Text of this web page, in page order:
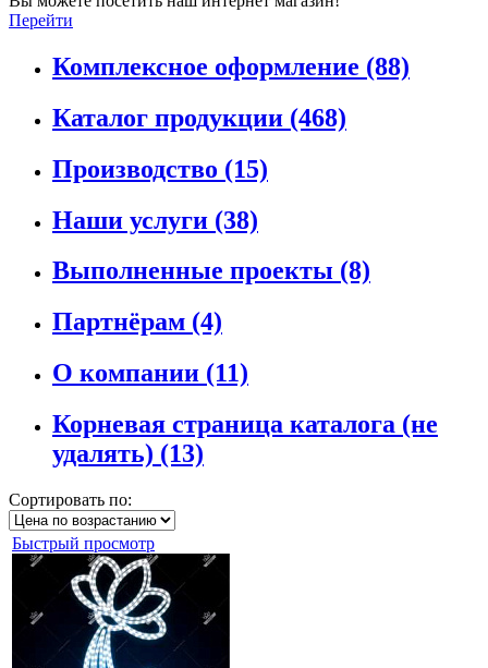
Перейти
Комплексное оформление (88)
Каталог продукции (468)
Производство (15)
Наши услуги (38)
Выполненные проекты (8)
Партнёрам (4)
О компании (11)
Корневая страница каталога (не
удалять) (13)
Сортировать по:
Быстрый просмотр